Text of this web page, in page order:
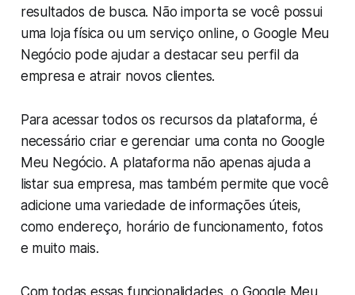
resultados de busca. Não importa se você possui
uma loja física ou um serviço online, o Google Meu
Negócio pode ajudar a destacar seu perfil da
empresa e atrair novos clientes.
Para acessar todos os recursos da plataforma, é
necessário criar e gerenciar uma conta no Google
Meu Negócio. A plataforma não apenas ajuda a
listar sua empresa, mas também permite que você
adicione uma variedade de informações úteis,
como endereço, horário de funcionamento, fotos
e muito mais.